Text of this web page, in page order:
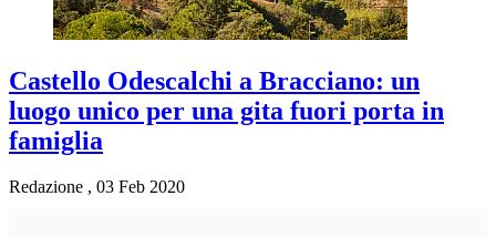
Castello Odescalchi a Bracciano: un
luogo unico per una gita fuori porta in
famiglia
Redazione , 03 Feb 2020